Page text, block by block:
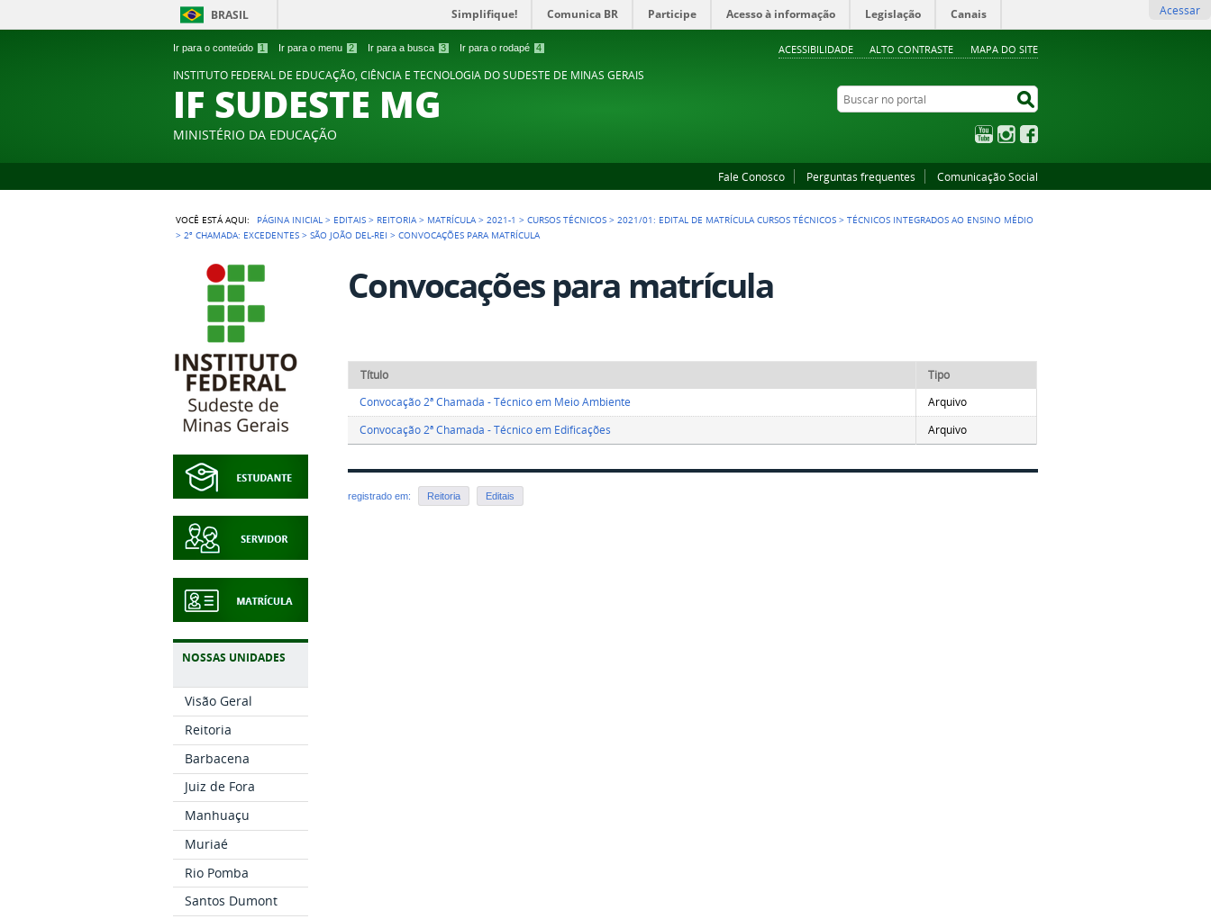
Ir para o conteúdo 1 Ir para o menu 2 Ir para a busca 3 Ir para o rodapé 4 ACESSIBILIDADE ALTO CONTRASTE MAPA DO SITE
BRASIL Simplifique! Comunica BR Participe Acesso à informação Legislação Canais Acessar
INSTITUTO FEDERAL DE EDUCAÇÃO, CIÊNCIA E TECNOLOGIA DO SUDESTE DE MINAS GERAIS
IF SUDESTE MG
MINISTÉRIO DA EDUCAÇÃO
Buscar no portal
YouTubeInstagram
Fale Conosco Perguntas frequentes Comunicação Social
VOCÊ ESTÁ AQUI: PÁGINA INICIAL > EDITAIS > REITORIA > MATRÍCULA >2021-1 >CURSOS TÉCNICOS >2021/01: EDITAL DE MATRÍCULA CURSOS TÉCNICOS >TÉCNICOS INTEGRADOS AO ENSINO MÉDIO
>2ª CHAMADA: EXCEDENTES >SÃO JOÃO DEL-REI >CONVOCAÇÕES PARA MATRÍCULA
NOSSAS UNIDADES
Visão Geral
Reitoria
Barbacena
Juiz de Fora
Manhuaçu
Muriaé
Rio Pomba
Santos Dumont
Convocações para matrícula
Título
Tipo
Convocação 2ª Chamada - Técnico em Meio Ambiente
Arquivo
Convocação 2ª Chamada - Técnico em Edificações
Arquivo
registrado em: Reitoria Editais